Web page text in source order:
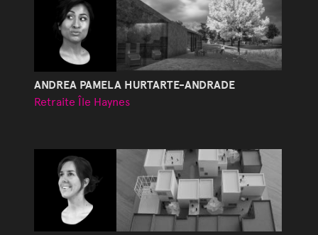
ANDREA PAMELA HURTARTE-ANDRADE
Retraite Île Haynes